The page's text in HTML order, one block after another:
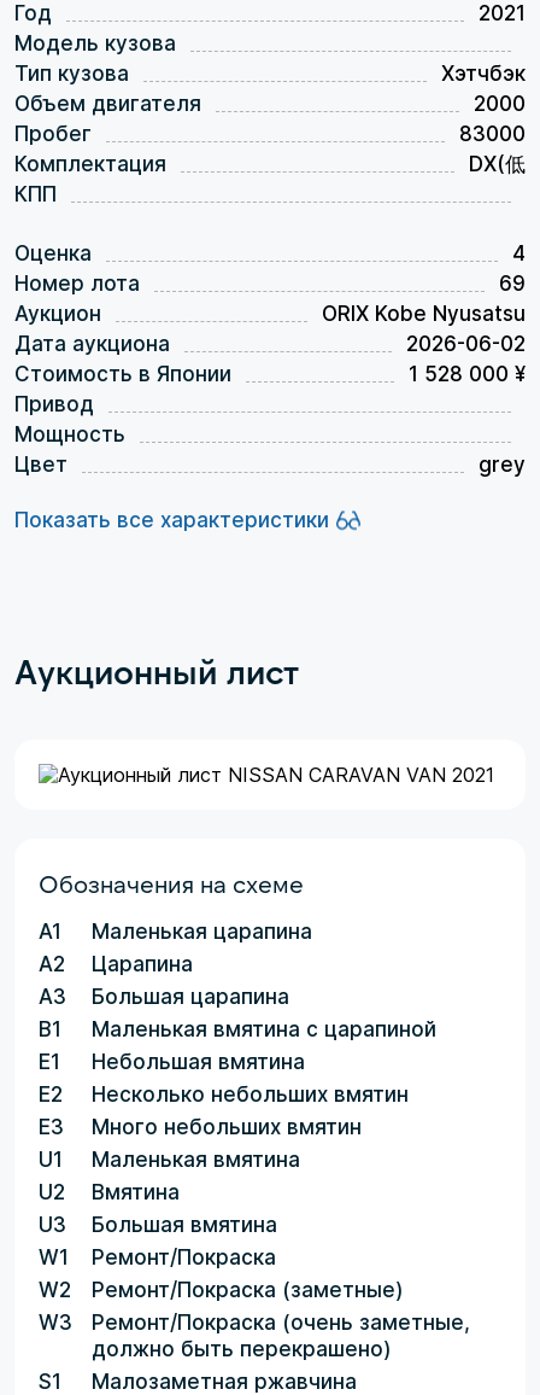
Год
2021
Модель кузова
Тип кузова
Хэтчбэк
Объем двигателя
2000
Пробег
83000
Комплектация
DX(低
КПП
Оценка
4
Номер лота
69
Аукцион
ORIX Kobe Nyusatsu
Дата аукциона
2026-06-02
Стоимость в Японии
1 528 000 ¥
Привод
Мощность
Цвет
grey
Показать все характеристики
Аукционный лист
Обозначения на схеме
A1
Маленькая царапина
A2
Царапина
A3
Большая царапина
B1
Маленькая вмятина с царапиной
E1
Небольшая вмятина
E2
Несколько небольших вмятин
E3
Много небольших вмятин
U1
Маленькая вмятина
U2
Вмятина
U3
Большая вмятина
W1
Ремонт/Покраска
W2
Ремонт/Покраска (заметные)
W3
Ремонт/Покраска (очень заметные,
должно быть перекрашено)
S1
Малозаметная ржавчина